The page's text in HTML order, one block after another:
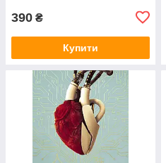
390 ₴
Купити